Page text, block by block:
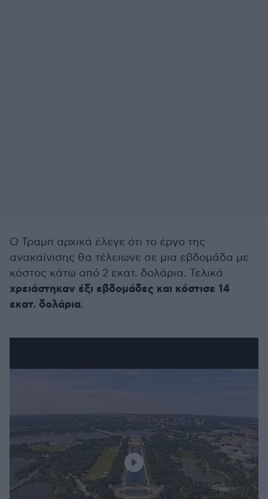
Ο Τραμπ αρχικά έλεγε ότι το έργο της
ανακαίνισης θα τέλειωνε σε μια εβδομάδα με
κόστος κάτω από 2 εκατ. δολάρια. Τελικά
χρειάστηκαν έξι εβδομάδες και κόστισε 14
εκατ. δολάρια.